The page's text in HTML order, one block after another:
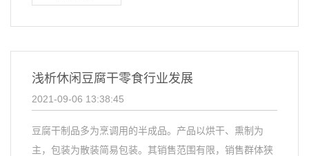
浅析休闲豆腐干零食行业发展
2021-09-06 13:38:45
豆腐干制品多为烹调用的半成品。产品以烘干、熏制为
主，包装为散装简易包装。其销售范围有限，销售群体狭